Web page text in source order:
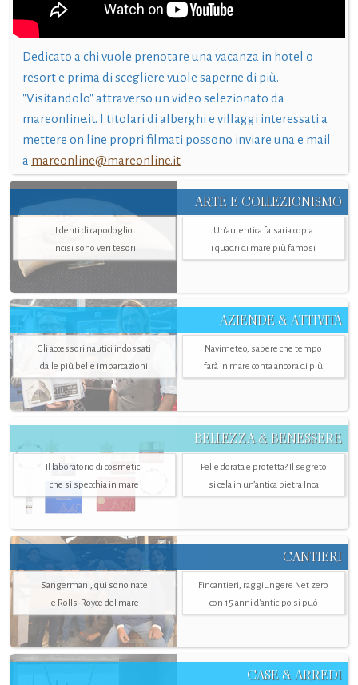
Dedicato a chi vuole prenotare una vacanza in hotel o
resort e prima di scegliere vuole saperne di più.
"Visitandolo" attraverso un video selezionato da
mareonline.it. I titolari di alberghi e villaggi interessati a
mettere on line propri filmati possono inviare una e mail
a mareonline@mareonline.it
ARTE E COLLEZIONISMO
I denti di capodoglio
incisi sono veri tesori
Un’autentica falsaria copia
i quadri di mare più famosi
AZIENDE & ATTIVITÀ
Gli accessori nautici indossati
dalle più belle imbarcazioni
Navimeteo, sapere che tempo
farà in mare conta ancora di più
BELLEZZA & BENESSERE
Il laboratorio di cosmetici
che si specchia in mare
Pelle dorata e protetta? Il segreto
si cela in un’antica pietra Inca
CANTIERI
Sangermani, qui sono nate
le Rolls-Royce del mare
Fincantieri, raggiungere Net zero
con 15 anni d'anticipo si può
CASE & ARREDI